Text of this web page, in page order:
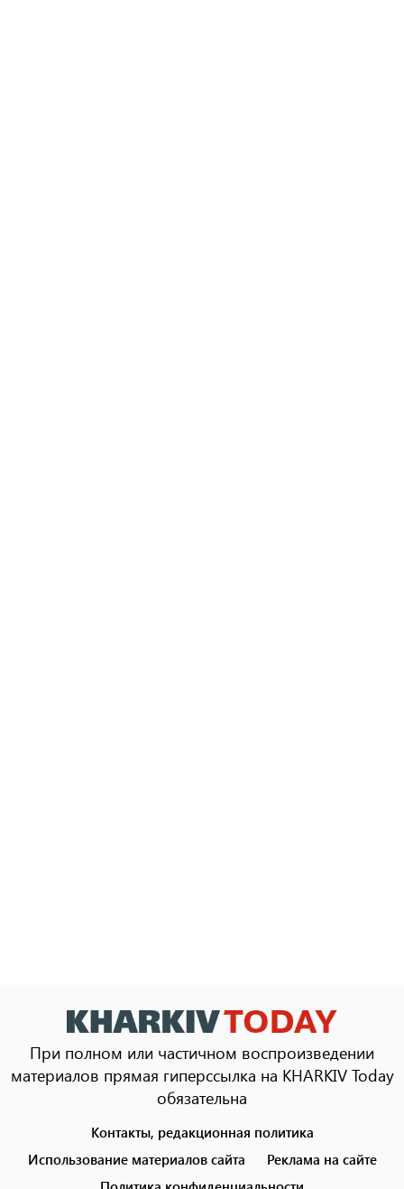
При полном или частичном воспроизведении
материалов прямая гиперссылка на KHARKIV Today
обязательна
menu
Контакты, редакционная политика
Использование материалов сайта
Реклама на сайте